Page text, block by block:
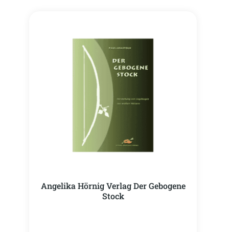
Angelika Hörnig Verlag Der Gebogene
Stock